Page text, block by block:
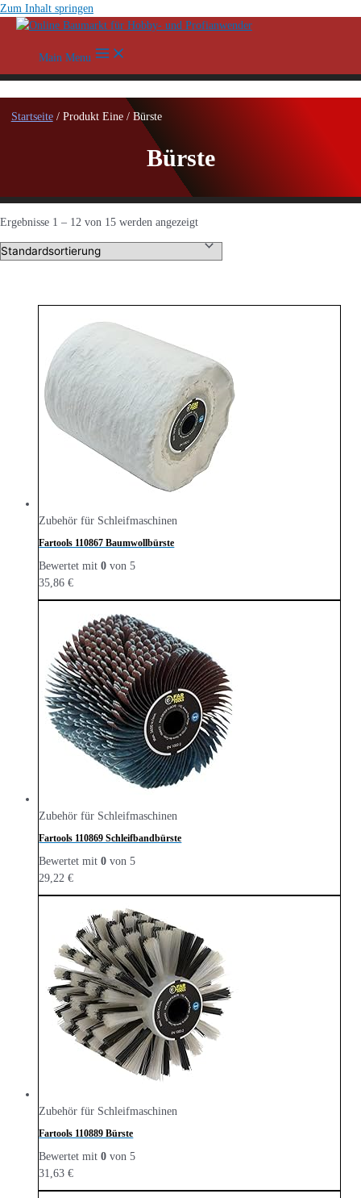
Zum Inhalt springen
Main Menu
Startseite/ Produkt Eine / Bürste
Bürste
Ergebnisse 1 – 12 von 15 werden angezeigt
Zubehör für Schleifmaschinen
Fartools 110867 Baumwollbürste
Bewertet mit0 von 5
35,86€
Zubehör für Schleifmaschinen
Fartools 110869 Schleifbandbürste
Bewertet mit0 von 5
29,22€
Zubehör für Schleifmaschinen
Fartools 110889 Bürste
Bewertet mit0 von 5
31,63€